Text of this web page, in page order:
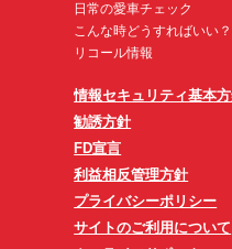
日常の愛車チェック
こんな時どうすればいい？
リコール情報
情報セキュリティ基本
勧誘方針
FD宣言
利益相反管理方針
プライバシーポリシー
サイトのご利用について